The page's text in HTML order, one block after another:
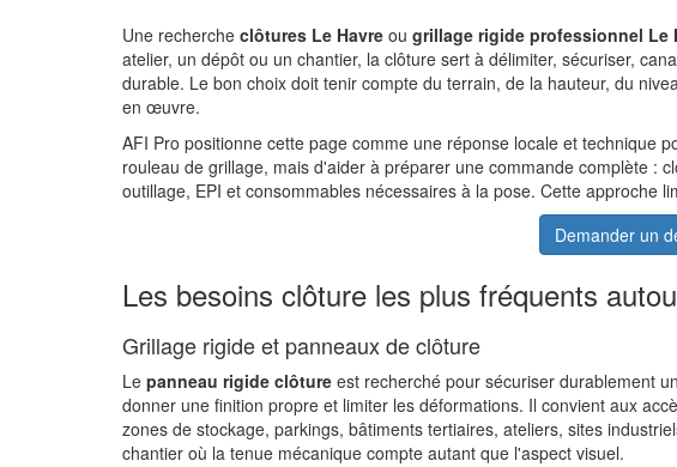
Une recherche clôtures Le Havre ou grillage rigide professionnel Le
atelier, un dépôt ou un chantier, la clôture sert à délimiter, sécuriser,
durable. Le bon choix doit tenir compte du terrain, de la hauteur, du
en œuvre.
AFI Pro positionne cette page comme une réponse locale et technique
rouleau de grillage, mais d'aider à préparer une commande complète :
outillage, EPI et consommables nécessaires à la pose. Cette approche
Demander un
Les besoins clôture les plus fréquents
Grillage rigide et panneaux de clôture
Le panneau rigide clôture est recherché pour sécuriser durablement
donner une finition propre et limiter les déformations. Il convient aux
zones de stockage, parkings, bâtiments tertiaires, ateliers, sites
chantier où la tenue mécanique compte autant que l'aspect visuel.